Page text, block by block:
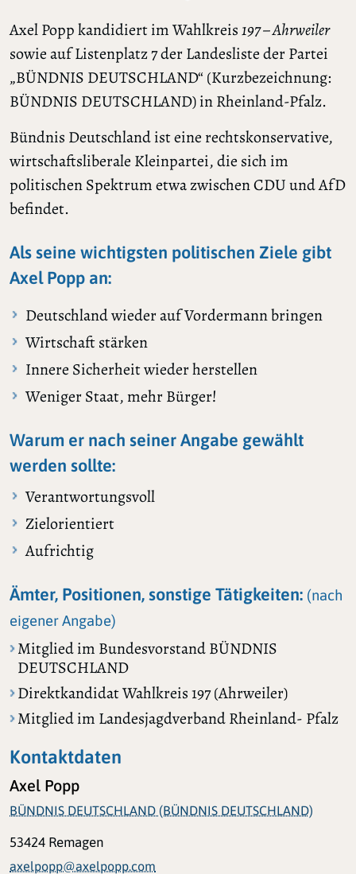
Axel Popp kandidiert im Wahlkreis197 – Ahrweiler
sowie auf Listenplatz 7 der Landesliste der Partei
„BÜNDNIS DEUTSCHLAND“ (Kurzbezeichnung:
BÜNDNIS DEUTSCHLAND) in Rheinland-Pfalz.
Bündnis Deutschland ist eine rechtskonservative,
wirtschaftsliberale Kleinpartei, die sich im
politischen Spektrum etwa zwischen CDU und AfD
befindet.
Als seine wichtigsten politischen Ziele gibt
Axel Popp an:
Deutschland wieder auf Vordermann bringen
Wirtschaft stärken
Innere Sicherheit wieder herstellen
Weniger Staat, mehr Bürger!
Warum er nach seiner Angabe gewählt
werden sollte:
Verantwortungsvoll
Zielorientiert
Aufrichtig
Ämter, Positionen, sonstige Tätigkeiten: (nach
eigener Angabe)
Mitglied im Bundesvorstand BÜNDNIS
DEUTSCHLAND
Direktkandidat Wahlkreis 197 (Ahrweiler)
Mitglied im Landesjagdverband Rheinland- Pfalz
Kontaktdaten
Axel Popp
BÜNDNIS DEUTSCHLAND (BÜNDNIS DEUTSCHLAND)
53424 Remagen
axelpopp@axelpopp.com